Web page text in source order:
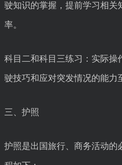
驶知识的掌握，提前学习相关
率。
科目二和科目三练习：实际操
驶技巧和应对突发情况的能力
三、护照
护照是出国旅行、商务活动的